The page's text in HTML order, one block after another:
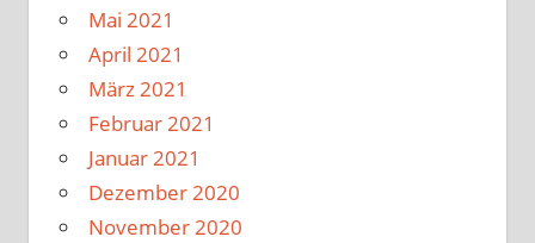
Mai 2021
April 2021
März 2021
Februar 2021
Januar 2021
Dezember 2020
November 2020